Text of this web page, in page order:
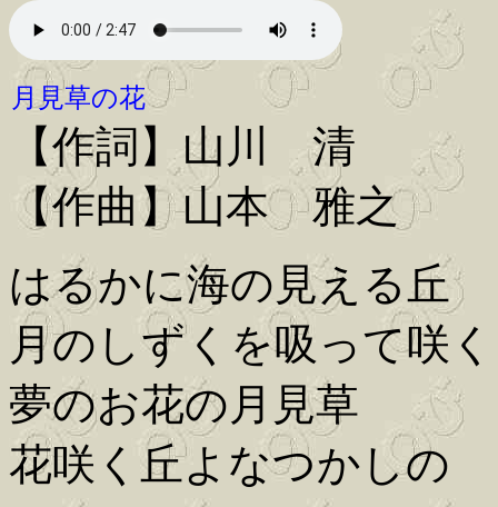
月見草の花
【作詞】山川 清
【作曲】山本 雅之
はるかに海の見える丘
月のしずくを吸って咲く
夢のお花の月見草
花咲く丘よなつかしの